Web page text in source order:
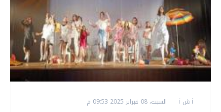
أ ش أ السبت، 08 فبراير 2025 09:53 م